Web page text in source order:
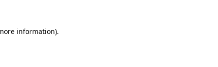
information).